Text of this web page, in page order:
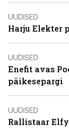
UUDISED
Harju Elekter
UUDISED
Enefit avas
päikesepargi
UUDISED
Rallistaar